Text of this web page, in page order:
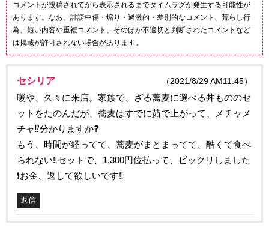
コメントが投稿されてから表示されるまでタイムラグが発生する可能性が
あります。なお、誹謗中傷・煽り・過激的・差別的なコメント、荒らし行
為、短い内容や重複コメント、そのほか不適切と判断されたコメントなど
は掲載が許可されない場合があります。
セシリア （2021/8/29 AM11:45）
暖や、久々に来店。家族で、ざる蕎麦に選べる丼もののセ
ットをたのんだが、蕎麦はすでに茹で上がって、メチャメ
チャ⁉️分かりますか❓
もう、時間が経ってて、蕎麦がまとまってて、酷くて食べ
られない‼️セットで、1,300円位払って、ビックリしました
❗️お金、返して欲しいです‼️
返信